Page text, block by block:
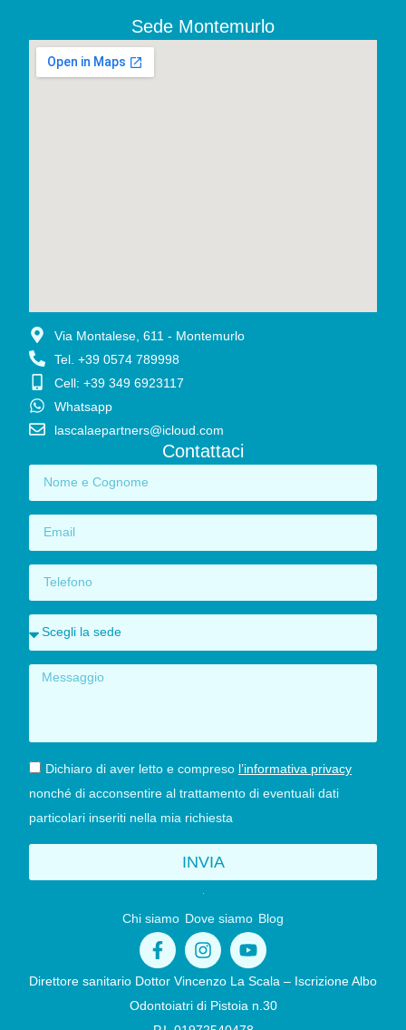
Sede Montemurlo
Via Montalese, 611 - Montemurlo
Tel. +39 0574 789998
Cell: +39 349 6923117
Whatsapp
lascalaepartners@icloud.com
Contattaci
Dichiaro di aver letto e compreso l’informativa privacy
nonché di acconsentire al trattamento di eventuali dati
particolari inseriti nella mia richiesta
INVIA
Chi siamo Dove siamo Blog
Direttore sanitario Dottor Vincenzo La Scala – Iscrizione Albo
Odontoiatri di Pistoia n.30